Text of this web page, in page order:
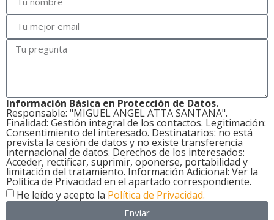
Información Básica en Protección de Datos.
Responsable: "MIGUEL ANGEL ATTA SANTANA".
Finalidad: Gestión integral de los contactos. Legitimación:
Consentimiento del interesado. Destinatarios: no está
prevista la cesión de datos y no existe transferencia
internacional de datos. Derechos de los interesados:
Acceder, rectificar, suprimir, oponerse, portabilidad y
limitación del tratamiento. Información Adicional: Ver la
Política de Privacidad en el apartado correspondiente.
He leído y acepto la Política de Privacidad.
Enviar